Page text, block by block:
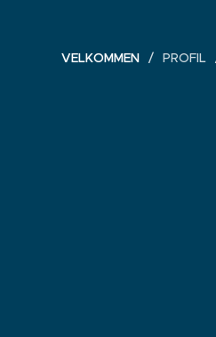
VELKOMMEN PROFIL